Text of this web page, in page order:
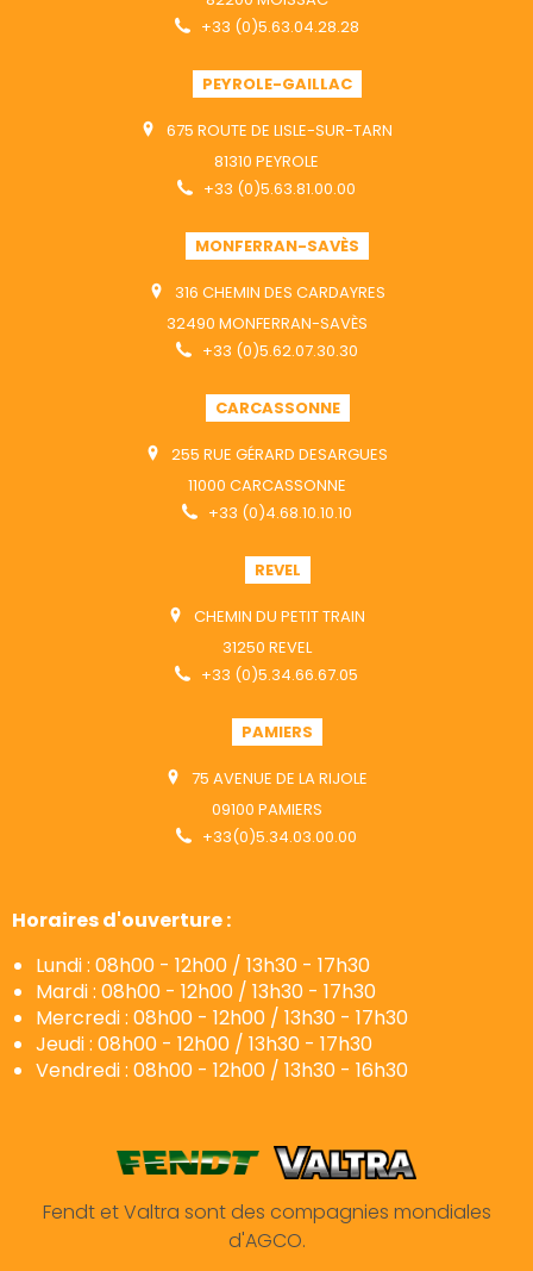
+33 (0)5.63.04.28.28
PEYROLE-GAILLAC
675 ROUTE DE LISLE-SUR-TARN
81310 PEYROLE
+33 (0)5.63.81.00.00
MONFERRAN-SAVÈS
316 CHEMIN DES CARDAYRES
32490 MONFERRAN-SAVÈS
+33 (0)5.62.07.30.30
CARCASSONNE
255 RUE GÉRARD DESARGUES
11000 CARCASSONNE
+33 (0)4.68.10.10.10
REVEL
CHEMIN DU PETIT TRAIN
31250 REVEL
+33 (0)5.34.66.67.05
PAMIERS
75 AVENUE DE LA RIJOLE
09100 PAMIERS
+33(0)5.34.03.00.00
Horaires d'ouverture :
Lundi : 08h00 - 12h00 / 13h30 - 17h30
Mardi : 08h00 - 12h00 / 13h30 - 17h30
Mercredi : 08h00 - 12h00 / 13h30 - 17h30
Jeudi : 08h00 - 12h00 / 13h30 - 17h30
Vendredi : 08h00 - 12h00 / 13h30 - 16h30
Fendt et Valtra sont des compagnies mondiales
d'AGCO.